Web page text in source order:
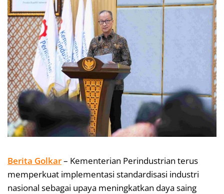
Berita Golkar– Kementerian Perindustrian terus
memperkuat implementasi standardisasi industri
nasional sebagai upaya meningkatkan daya saing